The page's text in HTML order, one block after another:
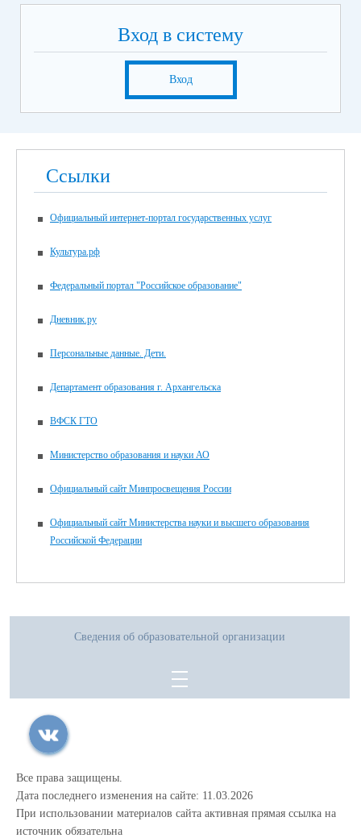
Вход в систему
Вход
Ссылки
Официальный интернет-портал государственных услуг
Культура.рф
Федеральный портал "Российское образование"
Дневник.ру
Персональные данные. Дети.
Департамент образования г. Архангельска
ВФСК ГТО
Министерство образования и науки АО
Официальный сайт Минпросвещения России
Официальный сайт Министерства науки и высшего образования
Российской Федерации
Сведения об образовательной организации
Все права защищены.
Дата последнего изменения на сайте: 11.03.2026
При использовании материалов сайта активная прямая ссылка на
источник обязательна